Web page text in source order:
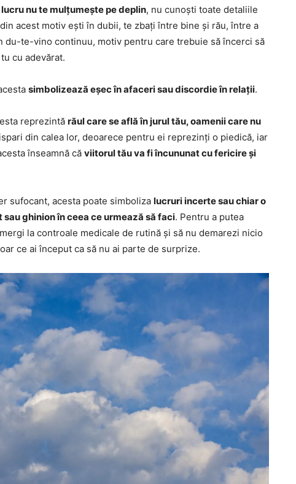
nu te mulțumește pe deplin, nu cunoști toate detaliile
acest motiv ești în dubii, te zbați între bine și rău, între a
du-te-vino continuu, motiv pentru care trebuie să încerci să
cu adevărat.
simbolizează eșec în afaceri sau discordie în relații.
reprezintă răul care se află în jurul tău, oamenii care nu
din calea lor, deoarece pentru ei reprezinți o piedică, iar
înseamnă că viitorul tău va fi încununat cu fericire și
sufocant, acesta poate simboliza lucruri incerte sau chiar o
ghinion în ceea ce urmează să faci. Pentru a putea
la controale medicale de rutină și să nu demarezi nicio
ce ai început ca să nu ai parte de surprize.